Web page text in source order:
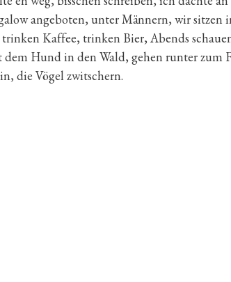
angeboten, unter Männern, wir sitzen
Kaffee, trinken Bier, Abends
Hund in den Wald, gehen runter zum
die Vögel zwitschern.